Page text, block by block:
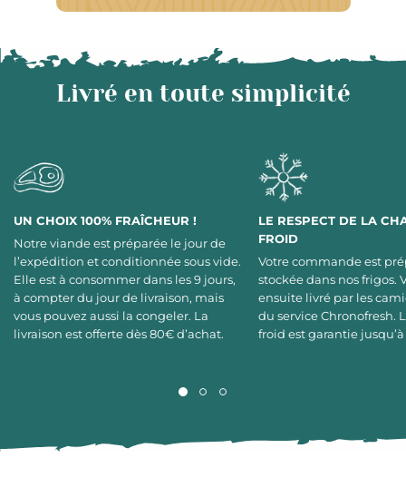
Livré en toute simplicité
UN CHOIX 100% FRAÎCHEUR !
Notre viande est préparée le jour de
l’expédition et conditionnée sous vide.
Elle est à consommer dans les 9 jours,
à compter du jour de livraison, mais
vous pouvez aussi la congeler. La
livraison est offerte dès 80€ d’achat.
LE RESPECT DE LA
FROID
Votre commande est
stockée dans nos frigos.
ensuite livré par les
du service Chronofresh.
froid est garantie